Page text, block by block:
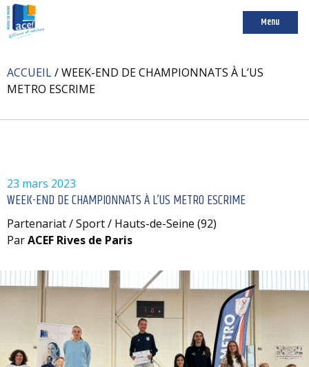
Menu
ACCUEIL/WEEK-END DE CHAMPIONNATS À L’US
METRO ESCRIME
23 mars 2023
WEEK-END DE CHAMPIONNATS À L’US METRO ESCRIME
Partenariat / Sport / Hauts-de-Seine (92)
ParACEF Rives de Paris